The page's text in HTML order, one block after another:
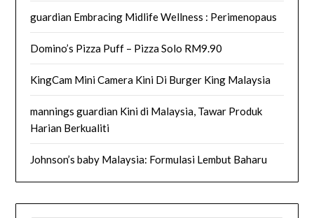
guardian Embracing Midlife Wellness : Perimenopaus
Domino’s Pizza Puff – Pizza Solo RM9.90
KingCam Mini Camera Kini Di Burger King Malaysia
mannings guardian Kini di Malaysia, Tawar Produk
Harian Berkualiti
Johnson’s baby Malaysia: Formulasi Lembut Baharu